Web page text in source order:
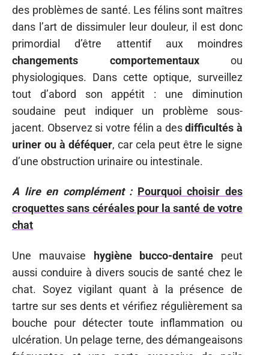
des problèmes de santé. Les félins sont maîtres
dans l’art de dissimuler leur douleur, il est donc
primordial d’être attentif aux moindres
changements comportementauxou
physiologiques. Dans cette optique, surveillez
tout d’abord son appétit : une diminution
soudaine peut indiquer un problème sous-
jacent. Observez si votre félin a desdifficultés à
uriner ou à déféquer, car cela peut être le signe
d’une obstruction urinaire ou intestinale.
A lire en complément : Pourquoi choisir des
croquettes sans céréales pour la santé de votre
chat
Une mauvaise hygiène bucco-dentaire peut
aussi conduire à divers soucis de santé chez le
chat. Soyez vigilant quant à la présence de
tartre sur ses dents et vérifiez régulièrement sa
bouche pour détecter toute inflammation ou
ulcération. Un pelage terne, des démangeaisons